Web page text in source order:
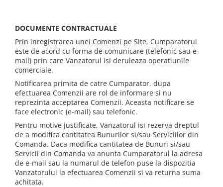
DOCUMENTE CONTRACTUALE
Prin inregistrarea unei Comenzi pe Site, Cumparatorul
este de acord cu forma de comunicare (telefonic sau e-
mail) prin care Vanzatorul isi deruleaza operatiunile
comerciale.
Notificarea primita de catre Cumparator, dupa
efectuarea Comenzii are rol de informare si nu
reprezinta acceptarea Comenzii. Aceasta notificare se
face electronic (e-mail) sau telefonic.
Pentru motive justificate, Vanzatorul isi rezerva dreptul
de a modifica cantitatea Bunurilor si/sau Serviciilor din
Comanda. Daca modifica cantitatea de Bunuri si/sau
Servicii din Comanda va anunta Cumparatorul la adresa
de e-mail sau la numarul de telefon puse la dispozitia
Vanzatorului la efectuarea Comenzii si va returna suma
achitata.